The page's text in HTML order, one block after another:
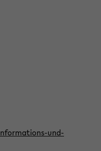
und-